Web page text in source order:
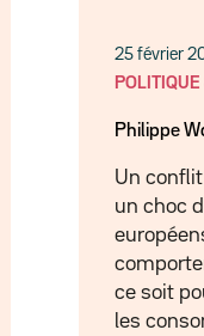
25 février
POLITIQUE
Philippe
Un conflit
un choc
ce soit
les